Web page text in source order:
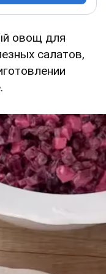
овощ для
салатов,